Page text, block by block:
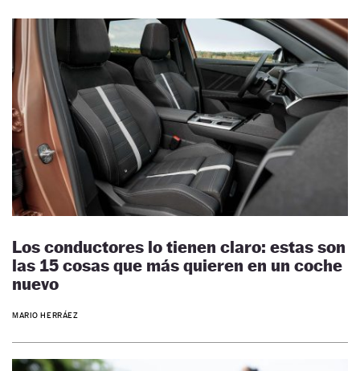
Los conductores lo tienen claro: estas son
las 15 cosas que más quieren en un coche
nuevo
MARIO HERRÁEZ